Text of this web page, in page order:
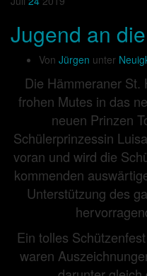
Jugend an
Von Jürgen unter
Die Hämmeraner
frohen Mutes in das
neuen Prinzen
Schülerprinzessin
voran und wird die
kommenden
Unterstützung des
Ein tolles
waren